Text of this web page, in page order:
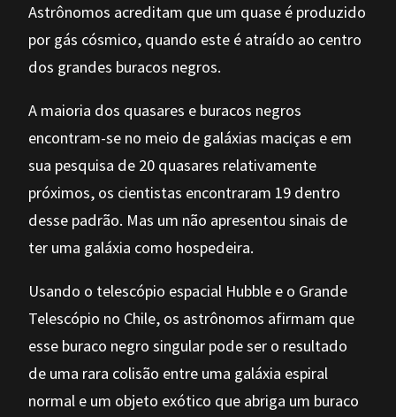
Astrônomos acreditam que um quase é produzido
por gás cósmico, quando este é atraído ao centro
dos grandes buracos negros.
A maioria dos quasares e buracos negros
encontram-se no meio de galáxias maciças e em
sua pesquisa de 20 quasares relativamente
próximos, os cientistas encontraram 19 dentro
desse padrão. Mas um não apresentou sinais de
ter uma galáxia como hospedeira.
Usando o telescópio espacial Hubble e o Grande
Telescópio no Chile, os astrônomos afirmam que
esse buraco negro singular pode ser o resultado
de uma rara colisão entre uma galáxia espiral
normal e um objeto exótico que abriga um buraco